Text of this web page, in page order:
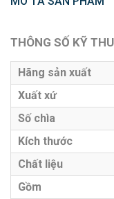
THÔNG SỐ KỸ
Hãng sản xuất
Xuất xứ
Số chìa
Kích thước
Chất liệu
Gồm